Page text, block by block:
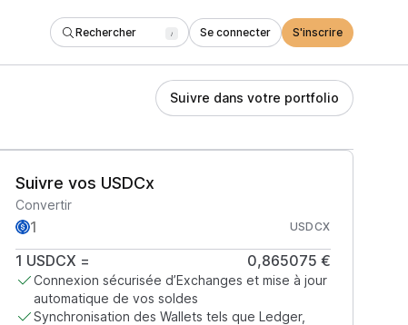
Rechercher / Se connecter S'inscrire
Suivre dans votre portfolio
Suivre vos USDCx
Convertir
USDCX
1 USDCX = 0,865075 €
Connexion sécurisée d’Exchanges et mise à jour
automatique de vos soldes
Synchronisation des Wallets tels que Ledger,